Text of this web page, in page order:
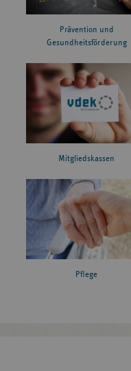
Prävention und
Gesundheitsförderung
Mitgliedskassen
Pflege